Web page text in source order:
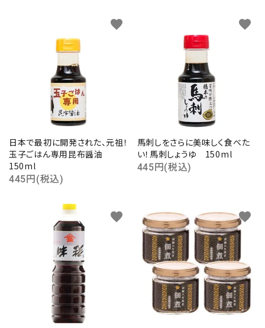
日本で最初に開発された、元祖！
玉子ごはん専用昆布醤油
150ml
445円(税込)
favorite
馬刺しをさらに美味しく食べた
い！馬刺しょうゆ 150ml
445円(税込)
favorite
favorite favorite